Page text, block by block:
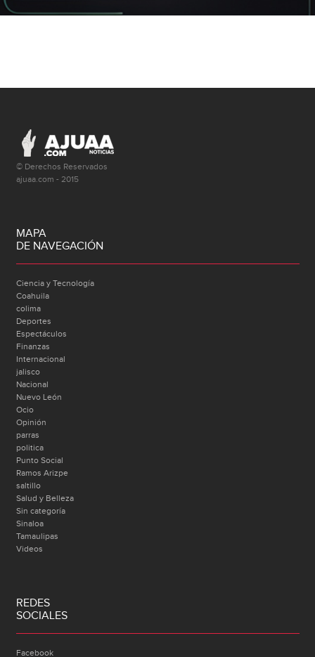
© Derechos Reservados
ajuaa.com - 2015
MAPA
DE NAVEGACIÓN
Ciencia y Tecnología
Coahuila
colima
Deportes
Espectáculos
Finanzas
Internacional
jalisco
Nacional
Nuevo León
Ocio
Opinión
parras
politica
Punto Social
Ramos Arizpe
saltillo
Salud y Belleza
Sin categoría
Sinaloa
Tamaulipas
Videos
REDES
SOCIALES
Facebook